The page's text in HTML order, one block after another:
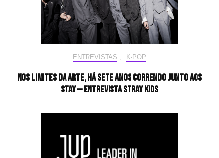
ENTREVISTAS , K-POP
Nos limites da arte, há sete anos correndo junto aos
STAY — Entrevista Stray Kids